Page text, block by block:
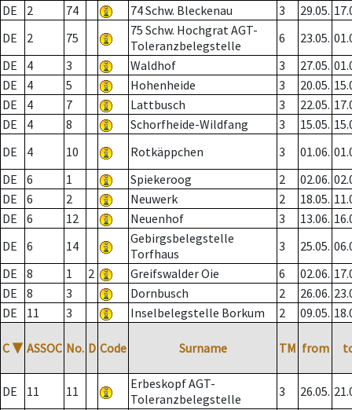
DE
2 74 74 Schw. Bleckenau 3 29.05.
DE
2 75
75 Schw. Hochgrat AGT-
Toleranzbelegstelle
6 23.05.
DE
4 3 Waldhof 3 27.05.
DE
4 5 Hohenheide 3 20.05.
DE
4 7 Lattbusch 3 22.05.
DE
4 8 Schorfheide-Wildfang 3 15.05.
DE
4 10 Rotkäppchen 3 01.06.
DE
6 1 Spiekeroog 2 02.06.
DE
6 2 Neuwerk 2 18.05.
DE
6 12 Neuenhof 3 13.06.
DE
6 14
Gebirgsbelegstelle
Torfhaus
3 25.05.
DE
8 1 2 Greifswalder Oie 6 02.06.
DE
8 3 Dornbusch 2 26.06.
DE
11 3 Inselbelegstelle Borkum 2 09.05.
C ▼ ASSOC No. D Code Surname TM from
DE 11 11
Erbeskopf AGT-
Toleranzbelegstelle
3 26.05.